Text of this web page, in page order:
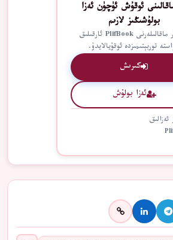
ئوقۇش ئۈچۈن ئەزا
بولۇشىڭىز لازىم
ئەزالار ماقالىلەرنى PlifBook ئارقىلىق
توربېتىمىزدە ئوقۇيالايدۇ.
كىرىش
ئەزا بولۇش